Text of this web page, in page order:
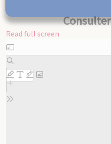
Read full screen
Skip
to
PDF
content